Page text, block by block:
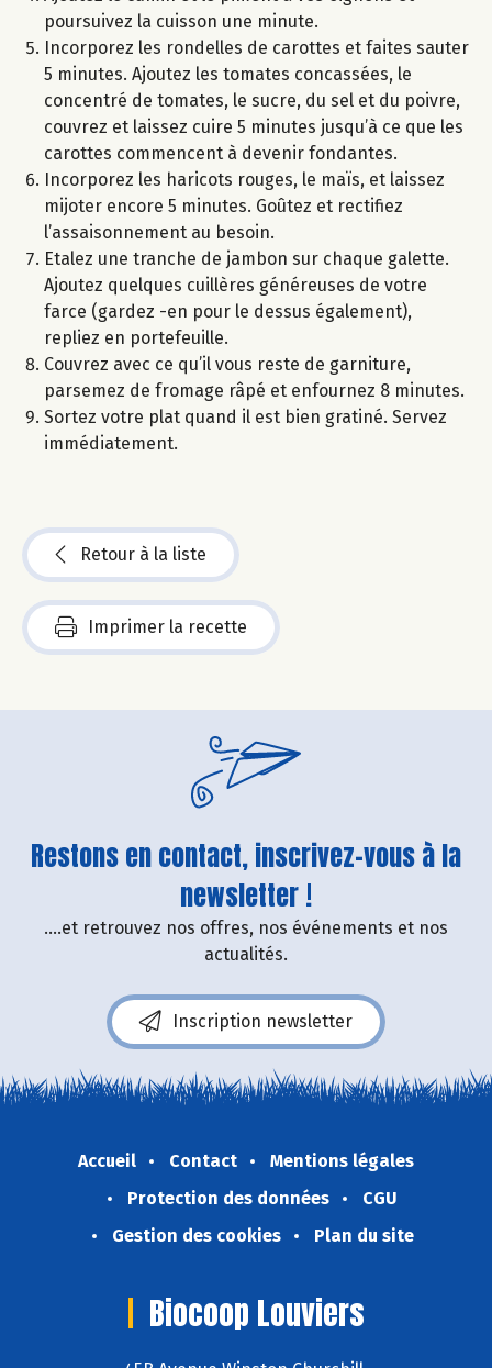
poursuivez la cuisson une minute.
Incorporez les rondelles de carottes et faites sauter
5 minutes. Ajoutez les tomates concassées, le
concentré de tomates, le sucre, du sel et du poivre,
couvrez et laissez cuire 5 minutes jusqu’à ce que les
carottes commencent à devenir fondantes.
Incorporez les haricots rouges, le maïs, et laissez
mijoter encore 5 minutes. Goûtez et rectifiez
l’assaisonnement au besoin.
Etalez une tranche de jambon sur chaque galette.
Ajoutez quelques cuillères généreuses de votre
farce (gardez -en pour le dessus également),
repliez en portefeuille.
Couvrez avec ce qu’il vous reste de garniture,
parsemez de fromage râpé et enfournez 8 minutes.
Sortez votre plat quand il est bien gratiné. Servez
immédiatement.
Retour à la liste
Imprimer la recette
Restons en contact, inscrivez-vous à la
newsletter !
....et retrouvez nos offres, nos événements et nos
actualités.
Inscription newsletter
Accueil Contact
Mentions légales
Protection des données
CGU
Gestion des cookies
Plan du site
Biocoop Louviers